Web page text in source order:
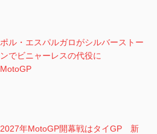
ポル・エスパルガロがシルバーストー
ンでビニャーレスの代役に
MotoGP
2027年MotoGP開幕戦はタイGP 新